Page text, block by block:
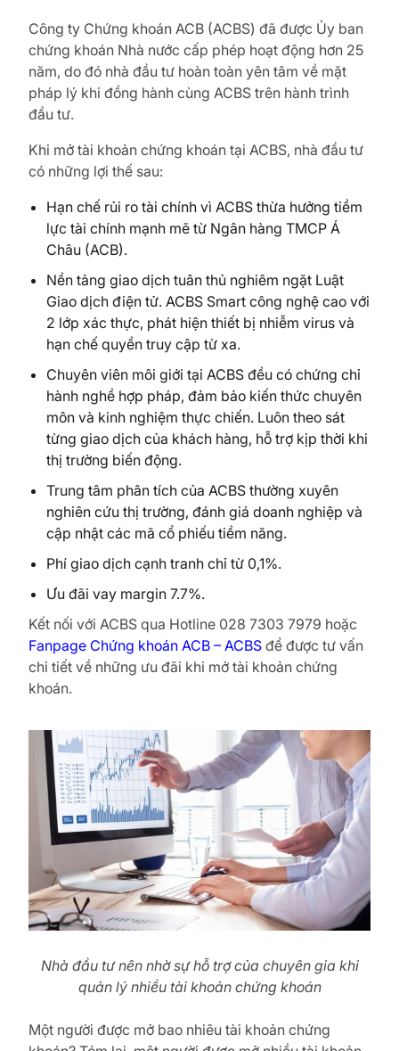
Công ty Chứng khoán ACB (ACBS) đã được Ủy ban
chứng khoán Nhà nước cấp phép hoạt động hơn 25
năm, do đó nhà đầu tư hoàn toàn yên tâm về mặt
pháp lý khi đồng hành cùng ACBS trên hành trình
đầu tư.
Khi mở tài khoản chứng khoán tại ACBS, nhà đầu tư
có những lợi thế sau:
Hạn chế rủi ro tài chính vì ACBS thừa hưởng tiềm
lực tài chính mạnh mẽ từ Ngân hàng TMCP Á
Châu (ACB).
Nền tảng giao dịch tuân thủ nghiêm ngặt Luật
Giao dịch điện tử. ACBS Smart công nghệ cao với
2 lớp xác thực, phát hiện thiết bị nhiễm virus và
hạn chế quyền truy cập từ xa.
Chuyên viên môi giới tại ACBS đều có chứng chỉ
hành nghề hợp pháp, đảm bảo kiến thức chuyên
môn và kinh nghiệm thực chiến. Luôn theo sát
từng giao dịch của khách hàng, hỗ trợ kịp thời khi
thị trường biến động.
Trung tâm phân tích của ACBS thường xuyên
nghiên cứu thị trường, đánh giá doanh nghiệp và
cập nhật các mã cổ phiếu tiềm năng.
Phí giao dịch cạnh tranh chỉ từ 0,1%.
Ưu đãi vay margin 7.7%.
Kết nối với ACBS qua Hotline 028 7303 7979 hoặc
Fanpage Chứng khoán ACB – ACBS để được tư vấn
chi tiết về những ưu đãi khi mở tài khoản chứng
khoán.
Nhà đầu tư nên nhờ sự hỗ trợ của chuyên gia khi
quản lý nhiều tài khoản chứng khoán
Một người được mở bao nhiêu tài khoản chứng